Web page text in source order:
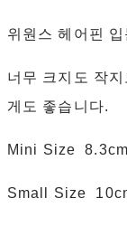
위원스 헤어핀
너무 크지도 작
게도 좋습니다.
Mini Size
Small Size